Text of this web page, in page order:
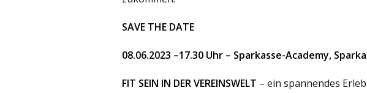
SAVE THE DATE
08.06.2023 –17.30 Uhr – Sparkasse-Academy,
FIT SEIN IN DER VEREINSWELT – ein spannendes